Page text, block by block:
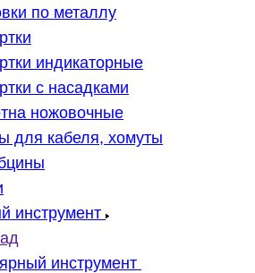
по металлу
индикаторные
с насадками
ножовочные
для кабеля, хомуты
инструмент
инструмент